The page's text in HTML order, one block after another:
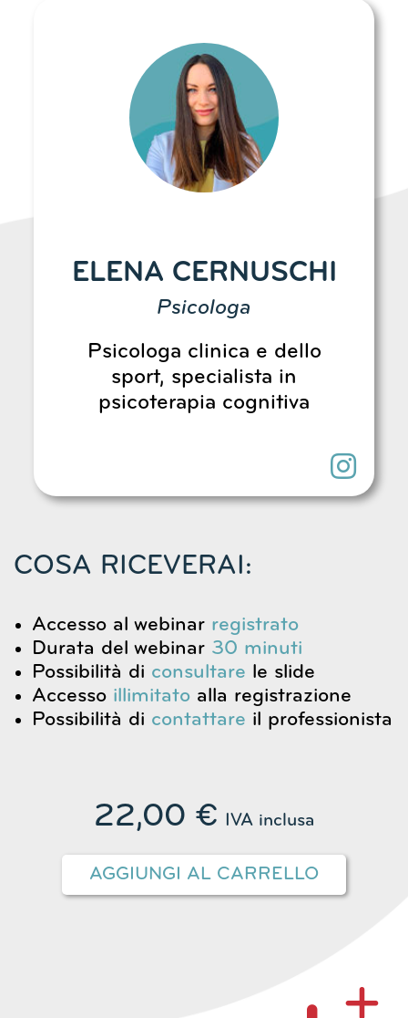
ELENA CERNUSCHI
Psicologa
Psicologa clinica e dello
sport, specialista in
psicoterapia cognitiva
COSA RICEVERAI:
Accesso al webinar registrato
Durata del webinar 30 minuti
Possibilità di consultare le slide
Accesso illimitatoalla registrazione
Possibilità di contattare il professionista
22,00 € IVA inclusa
AGGIUNGI AL CARRELLO